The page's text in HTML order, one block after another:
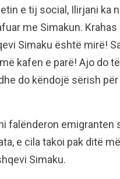
e tij social, Ilirjani ka
me Simakun. Krahas
Simaku është mirë!
kafen e parë! Ajo do
do këndojë sërish
falënderon emigranten
e cila takoi pak ditë
Simaku.